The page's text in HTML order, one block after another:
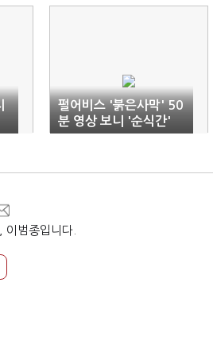
펄어비스 '붉은사막' 50
분 영상 보니 '순식간'
이범종입니다.